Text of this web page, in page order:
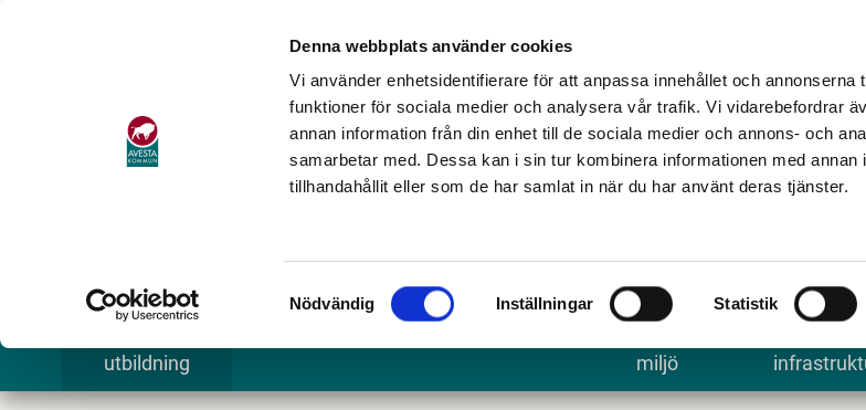
Denna webbplats använder cookies
Vi använder enhetsidentifierare för att anpassa innehållet och annonserna
funktioner för sociala medier och analysera vår trafik. Vi vidarebefordrar
annan information från din enhet till de sociala medier och annons- och
samarbetar med. Dessa kan i sin tur kombinera informationen med annan
tillhandahållit eller som de har samlat in när du har använt deras tjänster.
Samtyckesval
Nödvändig Inställningar Statistik
utbildning
miljö